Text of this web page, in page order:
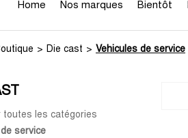
Home Nos marques Bientôt
Die cast Vehicules de service
toutes les catégories
service